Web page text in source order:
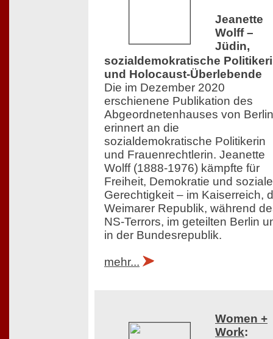
Jeanette
Wolff –
Jüdin,
sozialdemokratische
und Holocaust-Überlebende
Die im Dezember 2020
erschienene Publikation des
Abgeordnetenhauses von Berlin
erinnert an die
sozialdemokratische Politikerin
und Frauenrechtlerin. Jeanette
Wolff (1888-1976) kämpfte für
Freiheit, Demokratie und soziale
Gerechtigkeit – im Kaiserreich,
Weimarer Republik, während
NS-Terrors, im geteilten Berlin
in der Bundesrepublik.
mehr...
Women +
Work: